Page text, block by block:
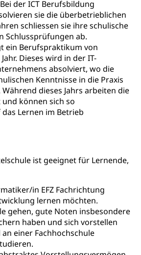
der ICT Berufsbildung
sie die überbetrieblichen
schliessen sie ihre schulische
Schlussprüfungen ab.
ein Berufspraktikum von
Dieses wird in der IT-
absolviert, wo die
Kenntnisse in die Praxis
dieses Jahrs arbeiten die
können sich so
Lernen im Betrieb
ist geeignet für Lernende,
in EFZ Fachrichtung
lernen möchten.
gehen, gute Noten insbesondere
haben und sich vorstellen
einer Fachhochschule
Schulsport
Kinderbetreuung
Kindergarten Jahr
Sprachförderung
& Basisstufe
Förderung
Produktsicherheit,
Preisüberwacher,
parallele Einfuhr,
nationale Erschöpfung,
Preisabsprache, Kartell,
(WAS Luzern)
(WAS Luzern)
Krankenversicherung (WAS
Luzern)
und Unfallversicherung
Lebensmittelkontrolle,
Produktesicherheit
Trinkwasser